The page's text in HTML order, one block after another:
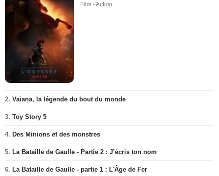
Film - Action
2. Vaiana, la légende du bout du monde
3. Toy Story 5
4. Des Minions et des monstres
5. La Bataille de Gaulle - Partie 2 : J’écris ton nom
6. La Bataille de Gaulle - partie 1 : L'Âge de Fer